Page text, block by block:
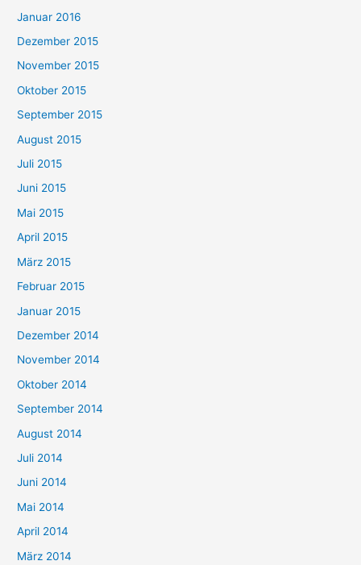
Januar 2016
Dezember 2015
November 2015
Oktober 2015
September 2015
August 2015
Juli 2015
Juni 2015
Mai 2015
April 2015
März 2015
Februar 2015
Januar 2015
Dezember 2014
November 2014
Oktober 2014
September 2014
August 2014
Juli 2014
Juni 2014
Mai 2014
April 2014
März 2014